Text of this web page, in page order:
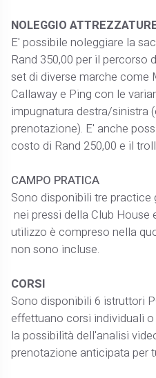
NOLEGGIO
E' possibile noleggiare la
Rand 350,00 per il percorso
set di diverse marche come
Callaway e Ping con le
impugnatura destra/sinistra
prenotazione). E' anche
costo di Rand 250,00 e il
CAMPO PRATICA
Sono disponibili tre practice
nei pressi della Club House
utilizzo è compreso nella
non sono incluse.
CORSI
Sono disponibili 6 istruttori
effettuano corsi individuali
la possibilità dell'analisi
prenotazione anticipata per